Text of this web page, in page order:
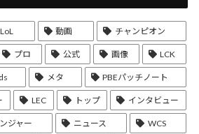
LoL 動画 チャンピオン
プロ 公式 画像 LCK
メタ PBEパッチノート
LEC トップ インタビュー
ジャー ニュース WCS